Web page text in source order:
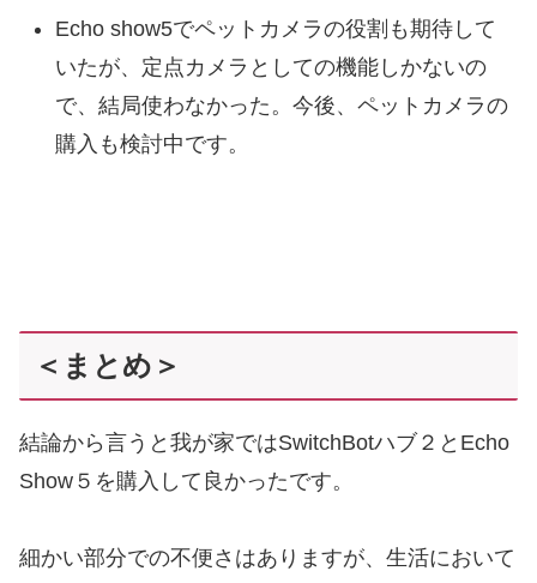
Echo show5でペットカメラの役割も期待して
いたが、定点カメラとしての機能しかないの
で、結局使わなかった。今後、ペットカメラの
購入も検討中です。
＜まとめ＞
結論から言うと我が家ではSwitchBotハブ２とEcho
Show５を購入して良かったです。
細かい部分での不便さはありますが、生活において